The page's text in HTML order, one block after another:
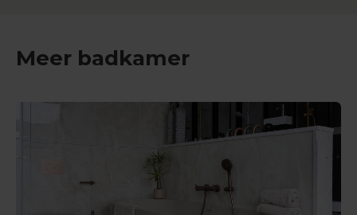
Meer badkamer